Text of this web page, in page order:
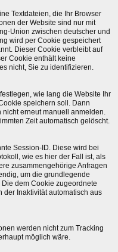
Textdateien, die Ihr Browser
der Website sind nur mit
Union zwischen deutscher und
wird per Cookie gespeichert
Dieser Cookie verbleibt auf
Cookie enthält keine
nicht, Sie zu identifizieren.
wie lang die Website Ihr
speichern soll. Dann
nicht erneut manuell anmelden.
Zeit automatisch gelöscht.
Session-ID. Diese wird bei
wie es hier der Fall ist, als
zusammengehörige Anfragen
um die grundlegende
dem Cookie zugeordnete
der Inaktivität automatisch aus
werden nicht zum Tracking
möglich wäre.